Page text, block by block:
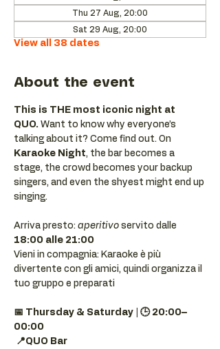
Thu 27 Aug, 20:00
Sat 29 Aug, 20:00
View all 38 dates
About the event
This is THE most iconic night at
QUO. Want to know why everyone’s
talking about it? Come find out. On
Karaoke Night, the bar becomes a
stage, the crowd becomes your backup
singers, and even the shyest might end up
singing.
Arriva presto: aperitivo servito dalle
18:00 alle 21:00
Vieni in compagnia: Karaoke è più
divertente con gli amici, quindi organizza il
tuo gruppo e preparati
📅 Thursday & Saturday | 🕒 20:00–
00:00
📍QUO Bar